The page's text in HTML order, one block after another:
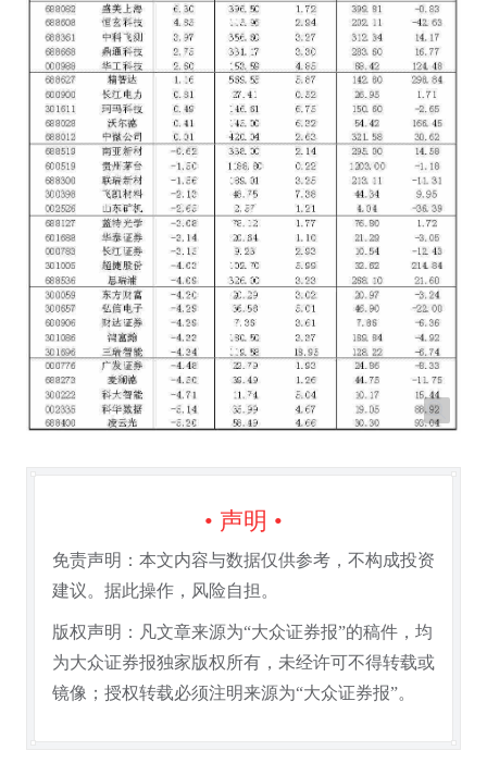
• 声明 •
免责声明：本文内容与数据仅供参考，不构成投资
建议。据此操作，风险自担。
版权声明：凡文章来源为“大众证券报”的稿件，均
为大众证券报独家版权所有，未经许可不得转载或
镜像；授权转载必须注明来源为“大众证券报”。